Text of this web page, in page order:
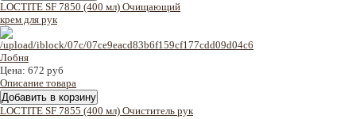
LOCTITE SF 7850 (400 мл) Очищающий
крем для рук
Цена: 672 руб
Описание товара
LOCTITE SF 7855 (400 мл) Очиститель рук